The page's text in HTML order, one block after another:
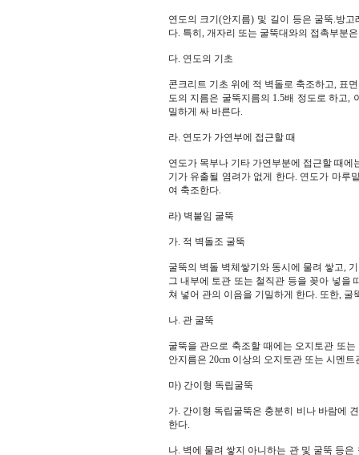
연도의 크기(안지름) 및 길이 등은 굴뚝.방
다. 특히, 개자리 또는 굴뚝대와의 접촉부분
다. 연도의 기초
콘크리트 기초 위에 적 벽돌로 축조하고, 표
도의 지름은 굴뚝지름의 1.5배 정도로 하고,
밀하게 싸 바른다.
라. 연도가 가연부에 접근할 때
연도가 목부나 기타 가연부분에 접근할 때
기가 유출될 염려가 없게 한다. 연도가 마루
여 축조한다.
라) 벽붙임 굴뚝
가. 적 벽돌조 굴뚝
굴뚝의 벽돌 벽체쌓기와 동시에 물려 쌓고,
그 내부에 토관 또는 철직관 등을 꽂아 넣을
쳐 넣어 관의 이음을 기밀하게 한다. 또한,
나. 관 굴뚝
굴뚝을 관으로 축조할 때에는 오지토관 또
안지름은 20cm 이상의 오지토관 또는 시멘트
마) 간이형 독립굴뚝
가. 간이형 독립굴뚝은 충분히 비나 바람에
한다.
나. 벽에 물려 쌓지 아니하는 관 및 굴뚝 등